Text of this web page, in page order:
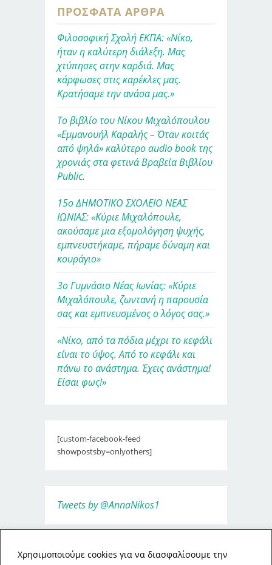
Xρησιμοποιούμε cookies για να διασφαλίσουμε την
ΠΡΌΣΦΑΤΑ ΆΡΘΡΑ
Φιλοσοφική Σχολή ΕΚΠΑ: «Νίκο,
ήταν η καλύτερη διάλεξη. Μας
χτύπησες στην καρδιά. Μας
κάρφωσες στις καρέκλες μας.
Κρατήσαμε την ανάσα μας.»
Το βιβλίο του Νίκου Μιχαλόπουλου
«Εμμανουήλ Καραλής – Όταν κοιτάς
από ψηλά» καλύτερο audio book της
χρονιάς στα φετινά Βραβεία Βιβλίου
Public.
15ο ΔΗΜΟΤΙΚΟ ΣΧΟΛΕΙΟ ΝΕΑΣ
ΙΩΝΙΑΣ: «Κύριε Μιχαλόπουλε,
ακούσαμε μια εξομολόγηση ψυχής,
εμπνευστήκαμε, πήραμε δύναμη και
κουράγιο»
3ο Γυμνάσιο Νέας Ιωνίας: «Κύριε
Μιχαλόπουλε, ζωντανή η παρουσία
σας και εμπνευσμένος ο λόγος σας.»
«Νίκο, από τα πόδια μέχρι το κεφάλι
είναι το ύψος. Από το κεφάλι και
πάνω το ανάστημα. Έχεις ανάστημα!
Είσαι φως!»
[custom-facebook-feed
showpostsby=onlyothers]
Tweets by @AnnaNikos1